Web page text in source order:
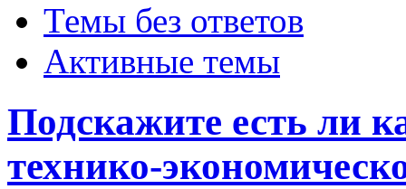
Темы без ответов
Активные темы
Подскажите есть ли
технико-